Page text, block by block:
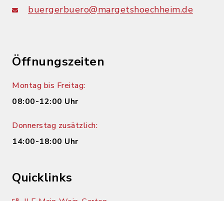
buergerbuero@margetshoechheim.de
Öffnungszeiten
Montag bis Freitag:
08:00-12:00 Uhr
Donnerstag zusätzlich:
14:00-18:00 Uhr
Quicklinks